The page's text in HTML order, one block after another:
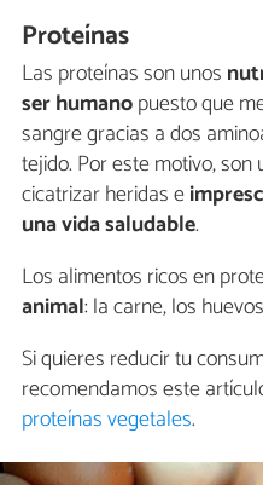
Proteínas
Las proteínas son unos
ser humanopuesto que
sangre gracias a dos
tejido. Por este motivo,
cicatrizar heridas e
una vida saludable.
Los alimentos ricos en
animal: la carne, los
Si quieres reducir tu
recomendamos este
proteínas vegetales.